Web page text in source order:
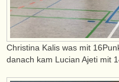
Christina Kalis was mit
danach kam Lucian Ajeti mit